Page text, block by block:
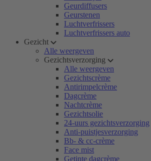
Geurdiffusers
Geurstenen
Luchtverfrissers
Luchtverfrissers auto
Gezicht
Alle weergeven
Gezichtsverzorging
Alle weergeven
Gezichtscrème
Antirimpelcrème
Dagcrème
Nachtcrème
Gezichtsolie
24-uurs gezichtsverzorging
Anti-puistjesverzorging
Bb- & cc-crème
Face mist
Getinte dagcrème